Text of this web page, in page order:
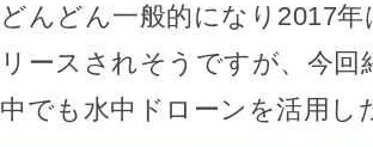
どんどん一般的になり2017
リースされそうですが、今
中でも水中ドローンを活用し